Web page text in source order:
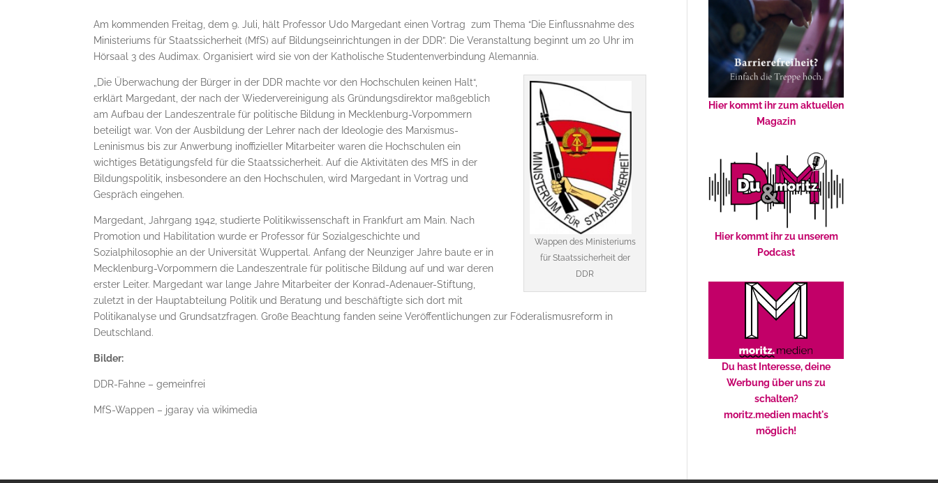
Am kommenden Freitag, dem 9. Juli, hält Professor Udo Margedant einen Vortrag zum Thema “Die Einflussnahme des
Ministeriums für Staatssicherheit (MfS) auf Bildungseinrichtungen in der DDR”. Die Veranstaltung beginnt um 20 Uhr im
Hörsaal 3 des Audimax. Organisiert wird sie von der Katholische Studentenverbindung Alemannia.
Wappen des Ministeriums
für Staatssicherheit der
DDR
„Die Überwachung der Bürger in der DDR machte vor den Hochschulen keinen Halt“,
erklärt Margedant, der nach der Wiedervereinigung als Gründungsdirektor maßgeblich
am Aufbau der Landeszentrale für politische Bildung in Mecklenburg-Vorpommern
beteiligt war. Von der Ausbildung der Lehrer nach der Ideologie des Marxismus-
Leninismus bis zur Anwerbung inoffizieller Mitarbeiter waren die Hochschulen ein
wichtiges Betätigungsfeld für die Staatssicherheit. Auf die Aktivitäten des MfS in der
Bildungspolitik, insbesondere an den Hochschulen, wird Margedant in Vortrag und
Gespräch eingehen.
Margedant, Jahrgang 1942, studierte Politikwissenschaft in Frankfurt am Main. Nach
Promotion und Habilitation wurde er Professor für Sozialgeschichte und
Sozialphilosophie an der Universität Wuppertal. Anfang der Neunziger Jahre baute er in
Mecklenburg-Vorpommern die Landeszentrale für politische Bildung auf und war deren
erster Leiter. Margedant war lange Jahre Mitarbeiter der Konrad-Adenauer-Stiftung,
zuletzt in der Hauptabteilung Politik und Beratung und beschäftigte sich dort mit
Politikanalyse und Grundsatzfragen. Große Beachtung fanden seine Veröffentlichungen zur Föderalismusreform in
Deutschland.
Bilder:
DDR-Fahne – gemeinfrei
MfS-Wappen – jgaray via wikimedia
Hier kommt ihr zum aktuellen
Magazin
Hier kommt ihr zu unserem
Podcast
Du hast Interesse, deine
Werbung über uns zu
schalten?
moritz.medien macht's
möglich!